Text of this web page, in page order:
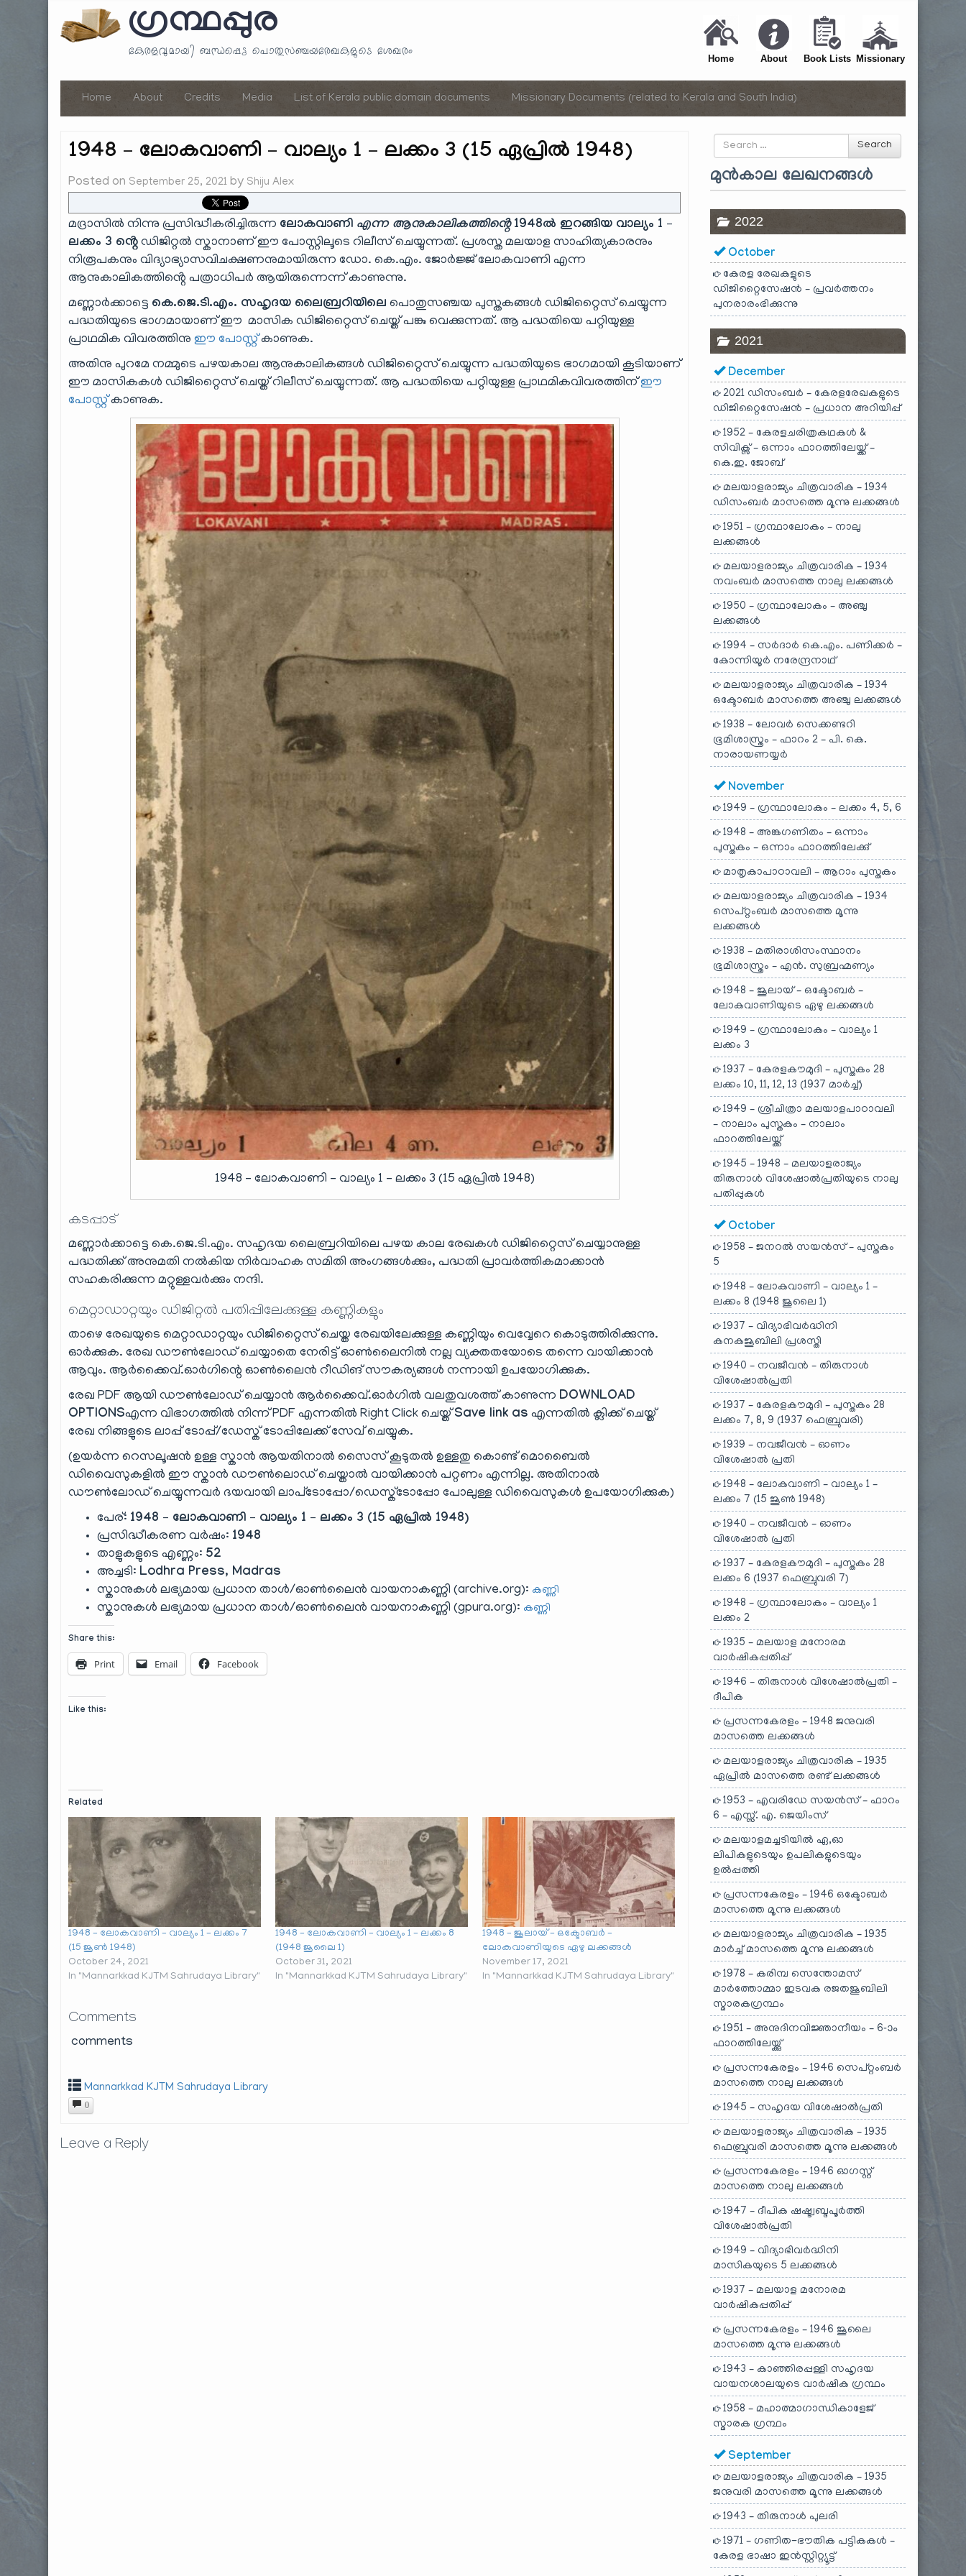
ഗ്രന്ഥപ്പുര
കേരളവുമായി ബന്ധപ്പെട്ട പൊതുസഞ്ചയരേഖകളുടെ ശേഖരം Home About Book Lists Missionary
Home About Credits Media List of Kerala public domain documents Missionary Documents (related to Kerala and South India)
1948 – ലോകവാണി – വാല്യം 1 – ലക്കം 3 (15 ഏപ്രിൽ 1948)
Posted on September 25, 2021 by Shiju Alex
മദ്രാസിൽ നിന്നു പ്രസിദ്ധീകരിച്ചിരുന്ന ലോകവാണി എന്ന ആനുകാലികത്തിൻ്റെ 1948ൽ ഇറങ്ങിയ വാല്യം 1 –
ലക്കം 3 ൻ്റെ ഡിജിറ്റൽ സ്കാനാണ് ഈ പോസ്റ്റിലൂടെ റിലീസ് ചെയ്യുന്നത്. പ്രശസ്ത മലയാള സാഹിത്യകാരനും
നിരൂപകനും വിദ്യാഭ്യാസവിചക്ഷണനുമായിരുന്ന ഡോ. കെ.എം. ജോർജ്ജ് ലോകവാണി എന്ന
ആനുകാലികത്തിൻ്റെ പത്രാധിപർ ആയിരുന്നെന്ന് കാണുന്നു.
മണ്ണാർക്കാട്ടെ കെ.ജെ.ടി.എം. സഹൃദയ ലൈബ്രറിയിലെ പൊതുസഞ്ചയ പുസ്തകങ്ങൾ ഡിജിറ്റൈസ് ചെയ്യുന്ന
പദ്ധതിയുടെ ഭാഗമായാണ് ഈ മാസിക ഡിജിറ്റൈസ് ചെയ്ത് പങ്കു വെക്കുന്നത്. ആ പദ്ധതിയെ പറ്റിയുള്ള
പ്രാഥമിക വിവരത്തിനുഈ പോസ്റ്റ്കാണുക.
അതിനു പുറമേ നമ്മുടെ പഴയകാല ആനുകാലികങ്ങൾ ഡിജിറ്റൈസ് ചെയ്യുന്ന പദ്ധതിയുടെ ഭാഗമായി കൂടിയാണ്
ഈ മാസികകൾ ഡിജിറ്റൈസ് ചെയ്ത് റിലീസ് ചെയ്യുന്നത്. ആ പദ്ധതിയെ പറ്റിയുള്ള പ്രാഥമികവിവരത്തിന്ഈ
പോസ്റ്റ്കാണുക.
1948 – ലോകവാണി – വാല്യം 1 – ലക്കം 3 (15 ഏപ്രിൽ 1948)
കടപ്പാട്
മണ്ണാർക്കാട്ടെ കെ.ജെ.ടി.എം. സഹൃദയ ലൈബ്രറിയിലെ പഴയ കാല രേഖകൾ ഡിജിറ്റൈസ് ചെയ്യാനുള്ള
പദ്ധതിക്ക് അനുമതി നൽകിയ നിര്‍വാഹക സമിതി അംഗങ്ങൾക്കും, പദ്ധതി പ്രാവർത്തികമാക്കാൻ
സഹകരിക്കുന്ന മറ്റുള്ളവർക്കും നന്ദി.
മെറ്റാഡാറ്റയും ഡിജിറ്റൽ പതിപ്പിലേക്കുള്ള കണ്ണികളും
താഴെ രേഖയുടെ മെറ്റാഡാറ്റയും ഡിജിറ്റൈസ് ചെയ്ത രേഖയിലേക്കുള്ള കണ്ണിയും വെവ്വേറെ കൊടുത്തിരിക്കുന്നു.
ഓർക്കുക. രേഖ ഡൗൺലോഡ് ചെയ്യാതെ നേരിട്ട് ഓൺലൈനിൽ നല്ല വ്യക്തതയോടെ തന്നെ വായിക്കാൻ
ആവും. ആർക്കൈവ്.ഓർഗിന്റെ ഓൺലൈൻ റീഡിങ് സൗകര്യങ്ങൾ നന്നായി ഉപയോഗിക്കുക.
രേഖ PDF ആയി ഡൗൺലോഡ് ചെയ്യാൻ ആർക്കൈവ്.ഓർഗിൽ വലതുവശത്ത് കാണുന്ന DOWNLOAD
OPTIONSഎന്ന വിഭാഗത്തിൽ നിന്ന് PDF എന്നതിൽ Right Click ചെയ്ത്Save link as എന്നതിൽ ക്ലിക്ക് ചെയ്ത്
രേഖ നിങ്ങളുടെ ലാപ്പ് ടോപ്പ്/ഡേസ്ക് ടോപ്പിലേക്ക് സേവ് ചെയ്യുക.
(ഉയർന്ന റെസലൂഷൻ ഉള്ള സ്കാൻ ആയതിനാൽ സൈസ് കൂടുതൽ ഉള്ളതു കൊണ്ട് മൊബൈൽ
ഡിവൈസുകളിൽ ഈ സ്കാൻ ഡൗൺലൊഡ് ചെയ്താൽ വായിക്കാൻ പറ്റണം എന്നില്ല. അതിനാൽ
ഡൗൺലോഡ് ചെയ്യുന്നവർ ദയവായി ലാപ്‌ടോപ്പോ/ഡെസ്ക്‌ടോപ്പോ പോലുള്ള ഡിവൈസുകൾ ഉപയോഗിക്കുക)
പേര്: 1948 – ലോകവാണി – വാല്യം 1 – ലക്കം 3 (15 ഏപ്രിൽ 1948)
പ്രസിദ്ധീകരണ വർഷം: 1948
താളുകളുടെ എണ്ണം: 52
അച്ചടി: Lodhra Press, Madras
സ്കാനുകൾ ലഭ്യമായ പ്രധാന താൾ/ഓൺലൈൻ വായനാകണ്ണി (archive.org): കണ്ണി
സ്കാനുകൾ ലഭ്യമായ പ്രധാന താൾ/ഓൺലൈൻ വായനാകണ്ണി (gpura.org): കണ്ണി
Share this:
Print Email Facebook
Like this:
Related
1948 – ലോകവാണി – വാല്യം 1 – ലക്കം 7
(15 ജൂൺ 1948)
October 24, 2021
In "Mannarkkad KJTM Sahrudaya Library"
1948 – ലോകവാണി – വാല്യം 1 – ലക്കം 8
(1948 ജൂലൈ 1)
October 31, 2021
In "Mannarkkad KJTM Sahrudaya Library"
1948 – ജൂലായ് – ഒക്ടോബർ –
ലോകവാണിയുടെ ഏഴു ലക്കങ്ങൾ
November 17, 2021
In "Mannarkkad KJTM Sahrudaya Library"
Comments
comments
Mannarkkad KJTM Sahrudaya Library
0
Leave a Reply
Search
for
Search
മുൻകാല ലേഖനങ്ങൾ
2022
October
കേരള രേഖകളുടെ
ഡിജിറ്റൈസേഷൻ – പ്രവർത്തനം
പുനരാരംഭിക്കുന്നു
2021
December
2021 ഡിസംബർ – കേരളരേഖകളുടെ
ഡിജിറ്റൈസേഷൻ – പ്രധാന അറിയിപ്പ്
1952 – കേരളചരിത്രകഥകൾ &
സിവിക്സ് – ഒന്നാം ഫാറത്തിലേയ്ക്ക് –
കെ.ഇ. ജോബ്
മലയാളരാജ്യം ചിത്രവാരിക – 1934
ഡിസംബർ മാസത്തെ മൂന്നു ലക്കങ്ങൾ
1951 – ഗ്രന്ഥാലോകം – നാലു
ലക്കങ്ങൾ
മലയാളരാജ്യം ചിത്രവാരിക – 1934
നവംബർ മാസത്തെ നാലു ലക്കങ്ങൾ
1950 – ഗ്രന്ഥാലോകം – അഞ്ചു
ലക്കങ്ങൾ
1994 – സർദാർ കെ.എം. പണിക്കർ –
കോന്നിയൂർ നരേന്ദ്രനാഥ്
മലയാളരാജ്യം ചിത്രവാരിക – 1934
ഒക്ടോബർ മാസത്തെ അഞ്ചു ലക്കങ്ങൾ
1938 – ലോവർ സെക്കണ്ടറി
ഭൂമിശാസ്ത്രം – ഫാറം 2 – പി. കെ.
നാരായണയ്യർ
November
1949 – ഗ്രന്ഥാലോകം – ലക്കം 4, 5, 6
1948 – അങ്കഗണിതം – ഒന്നാം
പുസ്തകം – ഒന്നാം ഫാറത്തിലേക്കു്
മാതൃകാപാഠാവലി – ആറാം പുസ്തകം
മലയാളരാജ്യം ചിത്രവാരിക – 1934
സെപ്റ്റംബർ മാസത്തെ മൂന്നു
ലക്കങ്ങൾ
1938 – മതിരാശിസംസ്ഥാനം
ഭൂമിശാസ്ത്രം – എൻ. സുബ്രഹ്മണ്യം
1948 – ജൂലായ് – ഒക്ടോബർ –
ലോകവാണിയുടെ ഏഴു ലക്കങ്ങൾ
1949 – ഗ്രന്ഥാലോകം – വാല്യം 1
ലക്കം 3
1937 – കേരളകൗമുദി – പുസ്തകം 28
ലക്കം 10, 11, 12, 13 (1937 മാർച്ച്)
1949 – ശ്രീചിത്രാ മലയാളപാഠാവലി
– നാലാം പുസ്തകം – നാലാം
ഫാറത്തിലേയ്ക്ക്
1945 – 1948 – മലയാളരാജ്യം
തിരുനാൾ വിശേഷാൽപ്രതിയുടെ നാലു
പതിപ്പുകൾ
October
1958 – ജനറൽ സയൻസ് – പുസ്തകം
5
1948 – ലോകവാണി – വാല്യം 1 –
ലക്കം 8 (1948 ജൂലൈ 1)
1937 – വിദ്യാഭിവർദ്ധിനി
കനകജൂബിലി പ്രശസ്തി
1940 – നവജീവൻ – തിരുനാൾ
വിശേഷാൽപ്രതി
1937 – കേരളകൗമുദി – പുസ്തകം 28
ലക്കം 7, 8, 9 (1937 ഫെബ്രുവരി)
1939 – നവജീവൻ – ഓണം
വിശേഷാൽ പ്രതി
1948 – ലോകവാണി – വാല്യം 1 –
ലക്കം 7 (15 ജൂൺ 1948)
1940 – നവജീവൻ – ഓണം
വിശേഷാൽ പ്രതി
1937 – കേരളകൗമുദി – പുസ്തകം 28
ലക്കം 6 (1937 ഫെബ്രുവരി 7)
1948 – ഗ്രന്ഥാലോകം – വാല്യം 1
ലക്കം 2
1935 – മലയാള മനോരമ
വാർഷികപ്പതിപ്പ്
1946 – തിരുനാൾ വിശേഷാൽപ്രതി –
ദീപിക
പ്രസന്നകേരളം – 1948 ജനുവരി
മാസത്തെ ലക്കങ്ങൾ
മലയാളരാജ്യം ചിത്രവാരിക – 1935
ഏപ്രിൽ മാസത്തെ രണ്ട് ലക്കങ്ങൾ
1953 – എവരിഡേ സയൻസ് – ഫാറം
6 – എസ്സ്. എ. ജെയിംസ്
മലയാളമച്ചടിയിൽ ഏ,ഓ
ലിപികളുടെയും ഉപലികളുടെയും
ഉൽപ്പത്തി
പ്രസന്നകേരളം – 1946 ഒക്ടോബർ
മാസത്തെ മൂന്നു ലക്കങ്ങൾ
മലയാളരാജ്യം ചിത്രവാരിക – 1935
മാർച്ച് മാസത്തെ മൂന്നു ലക്കങ്ങൾ
1978 – കരിമ്പ സെന്തോമസ്
മാർത്തോമ്മാ ഇടവക രജതജൂബിലി
സ്മാരകഗ്രന്ഥം
1951 – അനുദിനവിജ്ഞാനീയം – 6-ാം
ഫാറത്തിലേയ്ക്കു്
പ്രസന്നകേരളം – 1946 സെപ്റ്റംബർ
മാസത്തെ നാലു ലക്കങ്ങൾ
1945 – സഹൃദയ വിശേഷാൽപ്രതി
മലയാളരാജ്യം ചിത്രവാരിക – 1935
ഫെബ്രുവരി മാസത്തെ മൂന്നു ലക്കങ്ങൾ
പ്രസന്നകേരളം – 1946 ഓഗസ്റ്റ്
മാസത്തെ നാലു ലക്കങ്ങൾ
1947 – ദീപിക ഷഷ്ട്വബ്ദപൂർത്തി
വിശേഷാൽപ്രതി
1949 – വിദ്യാഭിവർദ്ധിനി
മാസികയുടെ 5 ലക്കങ്ങൾ
1937 – മലയാള മനോരമ
വാർഷികപ്പതിപ്പ്
പ്രസന്നകേരളം – 1946 ജൂലൈ
മാസത്തെ മൂന്നു ലക്കങ്ങൾ
1943 – കാഞ്ഞിരപ്പള്ളി സഹൃദയ
വായനശാലയുടെ വാർഷിക ഗ്രന്ഥം
1958 – മഹാത്മാഗാന്ധികാളേജ്
സ്മാരക ഗ്രന്ഥം
September
മലയാളരാജ്യം ചിത്രവാരിക – 1935
ജനുവരി മാസത്തെ മൂന്നു ലക്കങ്ങൾ
1943 – തിരുനാൾ പുലരി
1971 – ഗണിത-ഭൗതിക പട്ടികകൾ –
കേരള ഭാഷാ ഇൻസ്റ്റിറ്റ്യൂട്ട്